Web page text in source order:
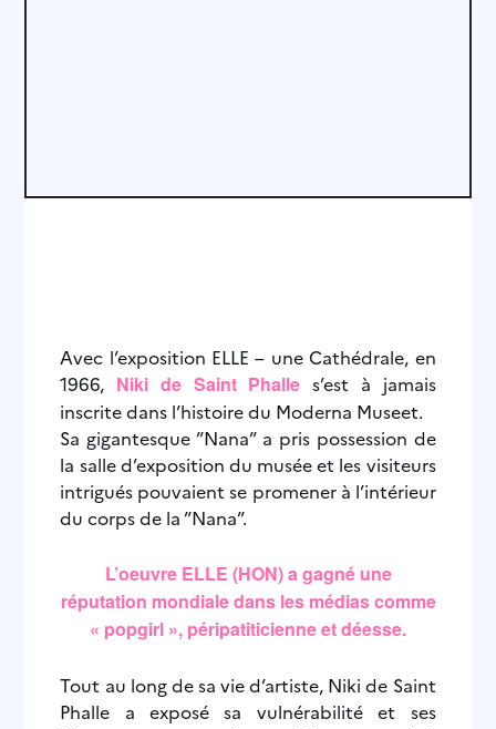
Avec l’exposition ELLE – une Cathédrale, en
1966, Niki de Saint Phalle s’est à jamais
inscrite dans l’histoire du Moderna Museet.
Sa gigantesque ”Nana” a pris possession de
la salle d’exposition du musée et les visiteurs
intrigués pouvaient se promener à l’intérieur
du corps de la ”Nana”.
L’oeuvre ELLE (HON) a gagné une
réputation mondiale dans les médias comme
« popgirl », péripatiticienne et déesse.
Tout au long de sa vie d’artiste, Niki de Saint
Phalle a exposé sa vulnérabilité et ses